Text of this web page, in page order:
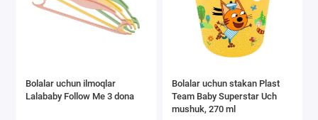
Bolalar uchun ilmoqlar
Lalababy Follow Me 3 dona
Bolalar uchun stakan Plast
Team Baby Superstar Uch
mushuk, 270 ml